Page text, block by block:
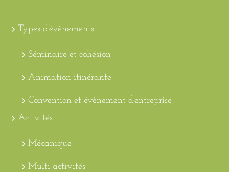
Types d’évènements
Séminaire et cohésion
Animation itinérante
Convention et évènement d’entreprise
Activités
Mécanique
Multi-activités